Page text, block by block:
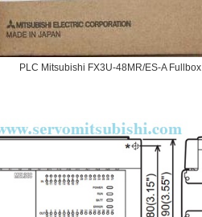
PLC Mitsubishi FX3U-48MR/ES-A Fullbox